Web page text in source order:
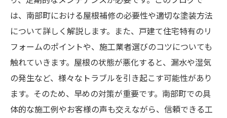
は、南部町における屋根補修の必要性や適切な塗装方法
について詳しく解説します。また、戸建て住宅特有のリ
フォームのポイントや、施工業者選びのコツについても
触れていきます。屋根の状態が悪化すると、漏水や湿気
の発生など、様々なトラブルを引き起こす可能性があり
ます。そのため、早めの対策が重要です。南部町での具
体的な施工例やお客様の声も交えながら、信頼できる工